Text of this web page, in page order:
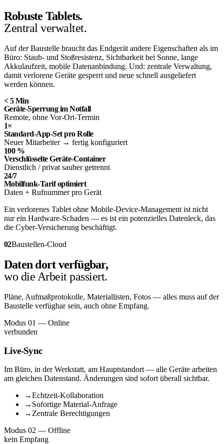
Robuste Tablets.
Zentral verwaltet.
Auf der Baustelle braucht das Endgerät andere Eigenschaften als im
Büro: Staub- und Stoßresistenz, Sichtbarkeit bei Sonne, lange
Akkulaufzeit, mobile Datenanbindung. Und: zentrale Verwaltung,
damit verlorene Geräte gesperrt und neue schnell ausgeliefert
werden können.
< 5 Min
Geräte-Sperrung im Notfall
Remote, ohne Vor-Ort-Termin
1×
Standard-App-Set pro Rolle
Neuer Mitarbeiter → fertig konfiguriert
100 %
Verschlüsselte Geräte-Container
Dienstlich / privat sauber getrennt
24/7
Mobilfunk-Tarif optimiert
Daten + Rufnummer pro Gerät
Ein verlorenes Tablet ohne Mobile-Device-Management ist nicht
nur ein Hardware-Schaden — es ist ein potenzielles Datenleck, das
die Cyber-Versicherung beschäftigt.
02Baustellen-Cloud
Daten dort verfügbar,
wo die Arbeit passiert.
Pläne, Aufmaßprotokolle, Materiallisten, Fotos — alles muss auf der
Baustelle verfügbar sein, auch ohne Empfang.
Modus 01 — Online
verbunden
Live-Sync
Im Büro, in der Werkstatt, am Hauptstandort — alle Geräte arbeiten
am gleichen Datenstand. Änderungen sind sofort überall sichtbar.
→Echtzeit-Kollaboration
→ Sofortige Material-Anfrage
→ Zentrale Berechtigungen
Modus 02 — Offline
kein Empfang